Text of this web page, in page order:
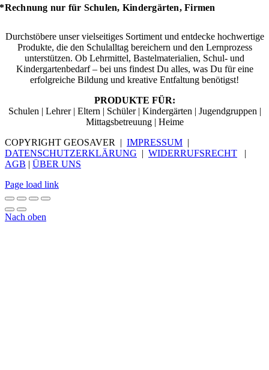
*Rechnung nur für Schulen, Kindergärten, Firmen
Durchstöbere unser vielseitiges Sortiment und entdecke hochwertige
Produkte, die den Schulalltag bereichern und den Lernprozess
unterstützen. Ob Lehrmittel, Bastelmaterialien, Schul- und
Kindergartenbedarf – bei uns findest Du alles, was Du für eine
erfolgreiche Bildung und kreative Entfaltung benötigst!
PRODUKTE FÜR:
Schulen | Lehrer | Eltern | Schüler | Kindergärten | Jugendgruppen |
Mittagsbetreuung | Heime
COPYRIGHT GEOSAVER | IMPRESSUM |
DATENSCHUTZERKLÄRUNG | WIDERRUFSRECHT |
AGB | ÜBER UNS
Page load link
Nach oben